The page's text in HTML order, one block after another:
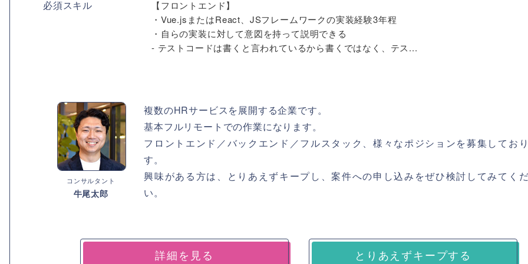
必須スキル
【フロントエンド】
・Vue.jsまたはReact、JSフレームワークの実装経験3年程
・自らの実装に対して意図を持って説明できる
- テストコードは書くと言われているから書くではなく、テス...
コンサルタント
牛尾太郎
複数のHRサービスを展開する企業です。
基本フルリモートでの作業になります。
フロントエンド／バックエンド／フルスタック、様々なポジションを募集してお
す。
興味がある方は、とりあえずキープし、案件への申し込みをぜひ検討してみてく
い。
詳細を見る とりあえずキープする